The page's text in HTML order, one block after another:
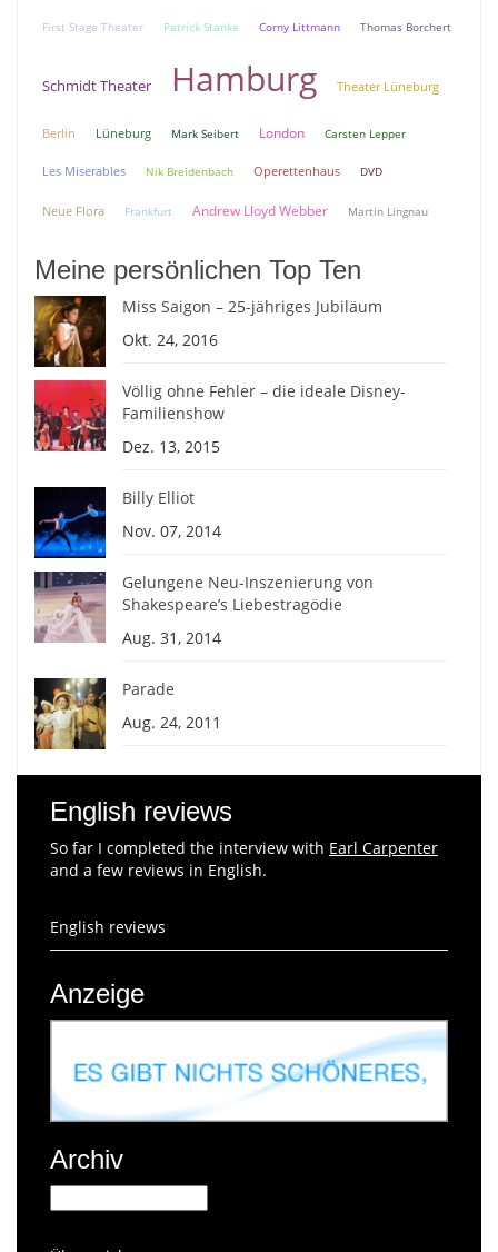
First Stage Theater Patrick Stanke Corny Littmann Thomas Borchert
Schmidt Theater Hamburg Theater Lüneburg
Berlin Lüneburg Mark Seibert London Carsten Lepper
Les Miserables Nik Breidenbach Operettenhaus DVD
Neue Flora Frankfurt Andrew Lloyd Webber Martin Lingnau
Meine persönlichen Top Ten
Miss Saigon – 25-jähriges Jubiläum
Okt. 24, 2016
Völlig ohne Fehler – die ideale Disney-
Familienshow
Dez. 13, 2015
Billy Elliot
Nov. 07, 2014
Gelungene Neu-Inszenierung von
Shakespeare’s Liebestragödie
Aug. 31, 2014
Parade
Aug. 24, 2011
English reviews
So far I completed the interview with Earl Carpenter
and a few reviews in English.
English reviews
Anzeige
Archiv